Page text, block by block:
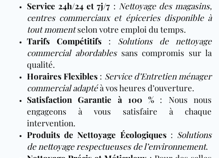
Service 24h/24 et 7j/7 : Nettoyage des magasins,
centres commerciaux et épiceries disponible à
tout momentselon votre emploi du temps.
Tarifs Compétitifs : Solutions de nettoyage
commercial abordablessans compromis sur la
qualité.
Horaires Flexibles : Service d’Entretien ménager
commercial adaptéà vos heures d’ouverture.
Satisfaction Garantie à 100 % : Nous nous
engageons à vous satisfaire à chaque
intervention.
Produits de Nettoyage Écologiques: Solutions
de nettoyage respectueuses de l’environnement.